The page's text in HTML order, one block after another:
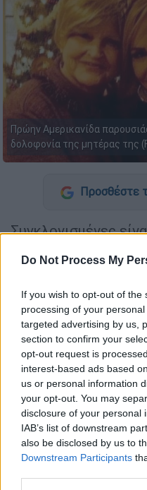
Do Not Process My
If you wish to opt-out of
processing of your
targeted advertising by us,
section to confirm your
opt-out request is
interest-based ads based
us or personal information
your opt-out. You may
disclosure of your personal
IAB’s list of downstream
also be disclosed by us to
Downstream Participants
Πρώην Αμερικανίδα
δολοφονία της μητέρας της
Προσθέστε
Συγκλονισμένες
Κάνσας.Μια 80χρονη
πολλαπλές
υπέκυψε αργότερα
βασική ύποπτη τη
Άντζελιν Μοκ,
Fox TV.
Η πρώην
έκανε εκπομπή πριν
τοπικό σταθμό Fox
Μιζούρι,
στο Κάνσαςγια τη